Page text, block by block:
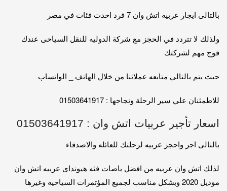
بالتالى ايجار عربيه اتش وان 7 فرد احدث فئات في مصر
ولذلك لا تتردد في الحجز مع شركة الدوليه للنقل السياحى عندك
فوج مهم لشركتك
حيث يتم بالتالي متابعه عملائنا من خلال الهاتف _ الواتساب
للاطمئنان علي سير الرحلة ونجاحها : 01503641917
اسعار تأجير عربيات اتش وان : 01503641917
بالتالى اجر واحجز عربيه لرحلتك للعائله والاصدقاء
لذلك اتش وان عربيه من افضل باصات فئه هيونداى عربيه اتش وان
موديل 2020 وبشكل مناسب لجميع المؤتمرات السياحيه وغيرها